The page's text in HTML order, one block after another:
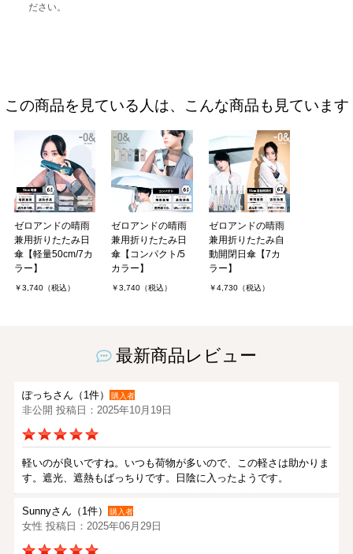
ださい。
この商品を見ている人は、こんな商品も見ています
ゼロアンドの晴雨
兼用折りたたみ日
傘【軽量50cm/7カ
ラー】
￥3,740（税込）
ゼロアンドの晴雨
兼用折りたたみ日
傘【コンパクト/5
カラー】
￥3,740（税込）
ゼロアンドの晴雨
兼用折りたたみ自
動開閉日傘【7カ
ラー】
￥4,730（税込）
最新商品レビュー
ぽっちさん（1件） 購入者
非公開 投稿日：2025年10月19日
軽いのが良いですね。いつも荷物が多いので、この軽さは助かりま
す。遮光、遮熱もばっちりです。日陰に入ったようです。
Sunnyさん（1件） 購入者
女性 投稿日：2025年06月29日